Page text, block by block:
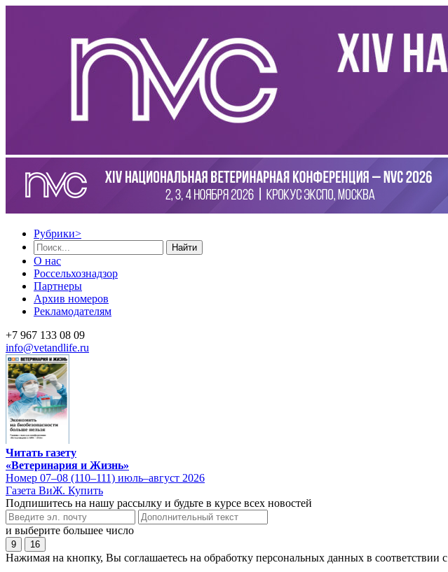
Рубрики>
Найти
О нас
Россельхознадзор
Партнеры
Архив номеров
Рекламодателям
+7 967 133 08 09
info@vetandlife.ru
Читать газету
«Ветеринария и Жизнь»
Номер 07–08 (110–111) июль–август 2026
Газета ВиЖ. Купить
Подпишитесь на нашу рассылку и будьте в курсе всех новостей
и выберите большее число
9 16
Нажимая на кнопку, Вы соглашаетесь на обработку персональных данных в соответствии с